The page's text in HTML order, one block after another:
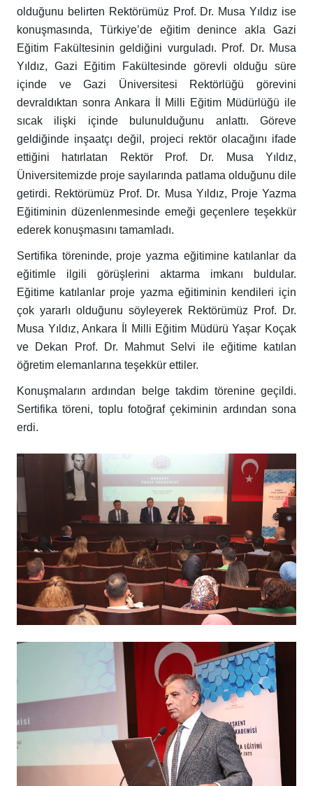
olduğunu belirten Rektörümüz Prof. Dr. Musa Yıldız ise
konuşmasında, Türkiye’de eğitim denince akla Gazi
Eğitim Fakültesinin geldiğini vurguladı. Prof. Dr. Musa
Yıldız, Gazi Eğitim Fakültesinde görevli olduğu süre
içinde ve Gazi Üniversitesi Rektörlüğü görevini
devraldıktan sonra Ankara İl Milli Eğitim Müdürlüğü ile
sıcak ilişki içinde bulunulduğunu anlattı. Göreve
geldiğinde inşaatçı değil, projeci rektör olacağını ifade
ettiğini hatırlatan Rektör Prof. Dr. Musa Yıldız,
Üniversitemizde proje sayılarında patlama olduğunu dile
getirdi. Rektörümüz Prof. Dr. Musa Yıldız, Proje Yazma
Eğitiminin düzenlenmesinde emeği geçenlere teşekkür
ederek konuşmasını tamamladı.
Sertifika töreninde, proje yazma eğitimine katılanlar da
eğitimle ilgili görüşlerini aktarma imkanı buldular.
Eğitime katılanlar proje yazma eğitiminin kendileri için
çok yararlı olduğunu söyleyerek Rektörümüz Prof. Dr.
Musa Yıldız, Ankara İl Milli Eğitim Müdürü Yaşar Koçak
ve Dekan Prof. Dr. Mahmut Selvi ile eğitime katılan
öğretim elemanlarına teşekkür ettiler.
Konuşmaların ardından belge takdim törenine geçildi.
Sertifika töreni, toplu fotoğraf çekiminin ardından sona
erdi.